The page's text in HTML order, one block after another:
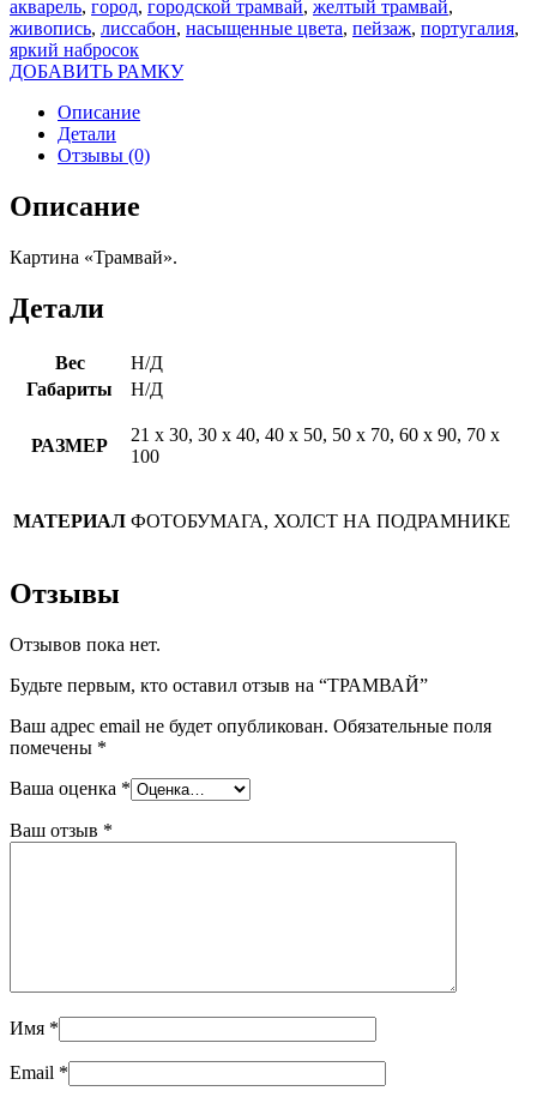
акварель, город, городской трамвай, желтый трамвай,
живопись, лиссабон, насыщенные цвета, пейзаж, португалия,
яркий набросок
ДОБАВИТЬ РАМКУ
Описание
Детали
Отзывы (0)
Описание
Картина «Трамвай».
Детали
Вес
Н/Д
Габариты
Н/Д
РАЗМЕР
21 х 30, 30 х 40, 40 х 50, 50 х 70, 60 х 90, 70 х
100
МАТЕРИАЛ ФОТОБУМАГА, ХОЛСТ НА ПОДРАМНИКЕ
Отзывы
Отзывов пока нет.
Будьте первым, кто оставил отзыв на “ТРАМВАЙ”
Ваш адрес email не будет опубликован. Обязательные поля
помечены *
Ваша оценка *
Ваш отзыв *
Имя *
Email *